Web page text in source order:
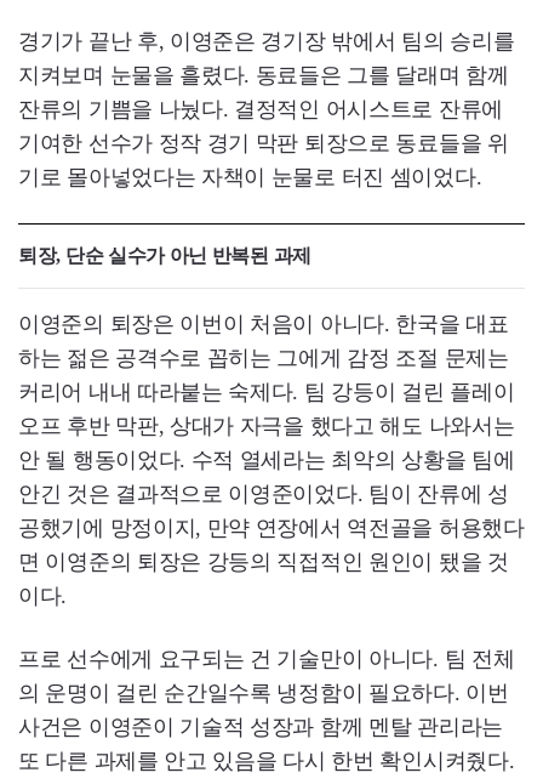
경기가 끝난 후, 이영준은 경기장 밖에서 팀의 승리를
지켜보며 눈물을 흘렸다. 동료들은 그를 달래며 함께
잔류의 기쁨을 나눴다. 결정적인 어시스트로 잔류에
기여한 선수가 정작 경기 막판 퇴장으로 동료들을 위
기로 몰아넣었다는 자책이 눈물로 터진 셈이었다.
퇴장, 단순 실수가 아닌 반복된 과제
이영준의 퇴장은 이번이 처음이 아니다. 한국을 대표
하는 젊은 공격수로 꼽히는 그에게 감정 조절 문제는
커리어 내내 따라붙는 숙제다. 팀 강등이 걸린 플레이
오프 후반 막판, 상대가 자극을 했다고 해도 나와서는
안 될 행동이었다. 수적 열세라는 최악의 상황을 팀에
안긴 것은 결과적으로 이영준이었다. 팀이 잔류에 성
공했기에 망정이지, 만약 연장에서 역전골을 허용했다
면 이영준의 퇴장은 강등의 직접적인 원인이 됐을 것
이다.
프로 선수에게 요구되는 건 기술만이 아니다. 팀 전체
의 운명이 걸린 순간일수록 냉정함이 필요하다. 이번
사건은 이영준이 기술적 성장과 함께 멘탈 관리라는
또 다른 과제를 안고 있음을 다시 한번 확인시켜줬다.